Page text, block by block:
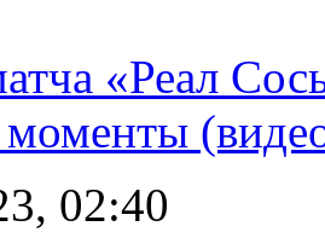
«Реал
02:40